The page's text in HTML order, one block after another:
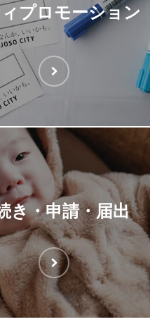
プロモーション
き・申請・届出